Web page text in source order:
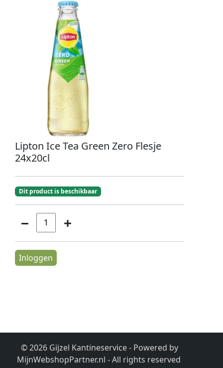
Lipton Ice Tea Green Zero Flesje
24x20cl
Dit product is beschikbaar
Inloggen
© 2026 Gijzel Kantineservice - Powered by
MijnWebshopPartner.nl - All rights reserved